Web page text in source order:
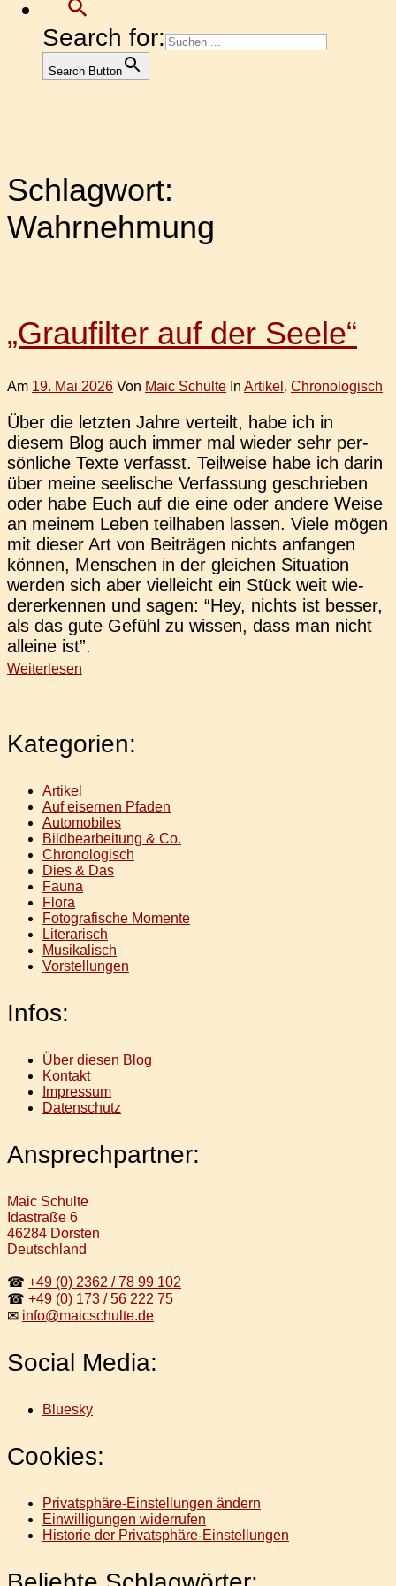
Search for:
Search Button
Schlagwort:
Wahrnehmung
„Graufilter auf der Seele“
Am 19. Mai 2026 Von Maic Schulte In Artikel , Chronologisch
Über die letz­ten Jahre ver­teilt, habe ich in
diesem Blog auch immer mal wieder sehr per­
sön­li­che Texte ver­fasst. Teil­wei­se habe ich darin
über meine see­li­sche Ver­fas­sung geschrie­ben
oder habe Euch auf die eine oder andere Weise
an meinem Leben teil­ha­ben lassen. Viele mögen
mit dieser Art von Bei­trä­gen nichts anfan­gen
können, Men­schen in der glei­chen Situa­ti­on
werden sich aber viel­leicht ein Stück weit wie­
der­erken­nen und sagen: “Hey, nichts ist besser,
als das gute Gefühl zu wissen, dass man nicht
allei­ne ist”.
Weiterlesen
Kategorien:
Artikel
Auf eisernen Pfaden
Automobiles
Bildbearbeitung & Co.
Chronologisch
Dies & Das
Fauna
Flora
Fotografische Momente
Literarisch
Musikalisch
Vorstellungen
Infos:
Über diesen Blog
Kontakt
Impressum
Datenschutz
Ansprechpartner:
Maic Schulte
Idastraße 6
46284 Dorsten
Deutschland
☎ +49 (0) 2362 / 78 99 102
☎ +49 (0) 173 / 56 222 75
✉ info@maicschulte.de
Social Media:
Bluesky
Cookies:
Privatsphäre-Einstellungen ändern
Einwilligungen widerrufen
Historie der Privatsphäre-Einstellungen